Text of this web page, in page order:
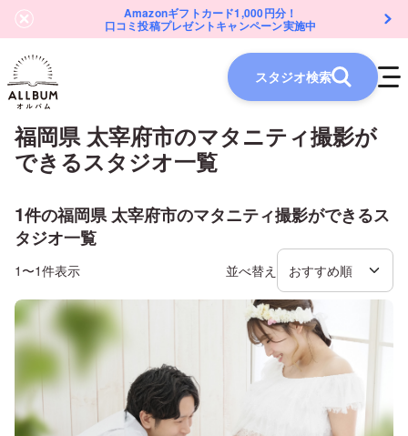
Amazonギフトカード1,000円分！
口コミ投稿プレゼントキャンペーン実施中
スタジオ検索
福岡県 太宰府市のマタニティ撮影が
できるスタジオ一覧
1件の福岡県 太宰府市のマタニティ撮影ができるス
タジオ一覧
1〜1件表示 並べ替え